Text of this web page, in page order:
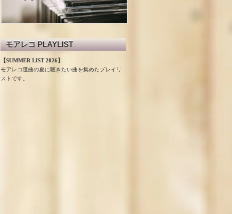
モアレコ PLAYLIST
【SUMMER LIST 2026】
モアレコ選曲の夏に聴きたい曲を集めたプレイリ
ストです。